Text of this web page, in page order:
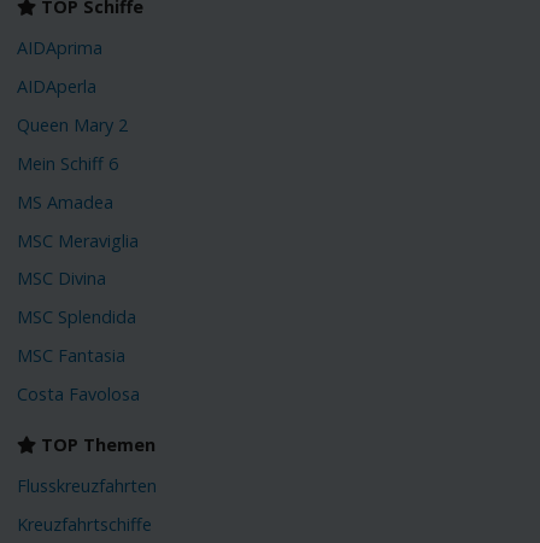
TOP Schiffe
AIDAprima
AIDAperla
Queen Mary 2
Mein Schiff 6
MS Amadea
MSC Meraviglia
MSC Divina
MSC Splendida
MSC Fantasia
Costa Favolosa
TOP Themen
Flusskreuzfahrten
Kreuzfahrtschiffe